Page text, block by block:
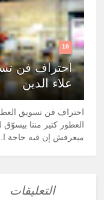
10
احتراف فن
علاء الدين
احتراف فن تسويق
العطور كتير مننا
ميعرفش إن فيه حاجة
التعليقات